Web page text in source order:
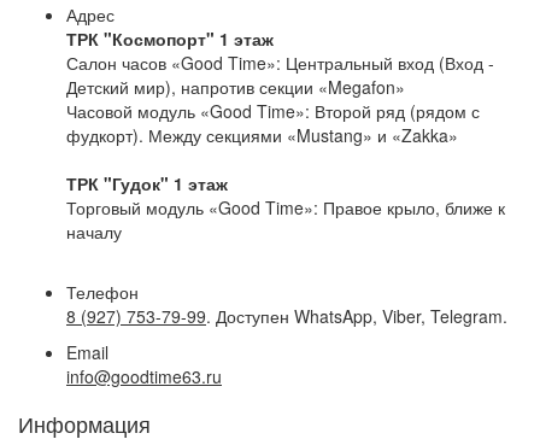
Адрес
ТРК "Космопорт" 1 этаж
Салон часов «Good Time»: Центральный вход (Вход -
Детский мир), напротив секции «Megafon»
Часовой модуль «Good Time»: Второй ряд (рядом с
фудкорт). Между секциями «Mustang» и «Zakka»
ТРК "Гудок" 1 этаж
Торговый модуль «Good Time»: Правое крыло, ближе к
началу
Телефон
8 (927) 753-79-99. Доступен WhatsApp, Viber, Telegram.
Email
info@goodtime63.ru
Информация